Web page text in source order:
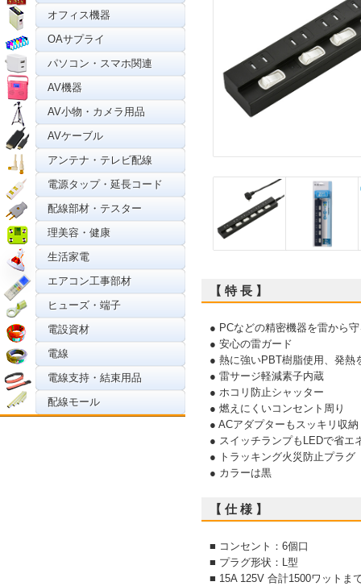
オフィス機器
OAサプライ
パソコン・スマホ関連
AV機器
AV小物・カメラ用品
AVケーブル
アンテナ・テレビ配線
電源タップ・延長コード
配線部材・テスター
理美容・健康
生活家電
エアコン工事部材
ヒューズ・端子
電設資材
電線
電線支持・結束用品
配線モール
【 特 長 】
● PCなどの精密機器を雷から
● 安心の雷ガード
● 熱に強いPBT樹脂使用、発熱
● 雷サージ軽減素子内蔵
● ホコリ防止シャッター
● 燃えにくいコンセント周り
● ACアダプターもスッキリ収納
● スイッチランプもLEDで省エ
● トラッキング火災防止プラグ
● カラーは黒
【 仕 様 】
■ コンセント：6個口
■ プラグ形状：L型
■ 15A 125V 合計1500ワットま